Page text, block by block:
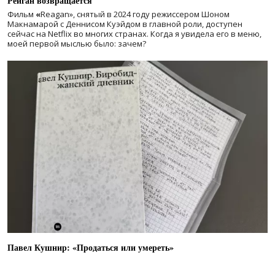
Фильм «Reagan», снятый в 2024 годурежиссером Шоном
Макнамарой с Деннисом Куэйдом в главной роли, доступен
сейчас на Netflix во многих странах. Когда я увидела его в меню,
моей первой мыслью было: зачем?
Павел Кушнир: «Продаться или умереть»